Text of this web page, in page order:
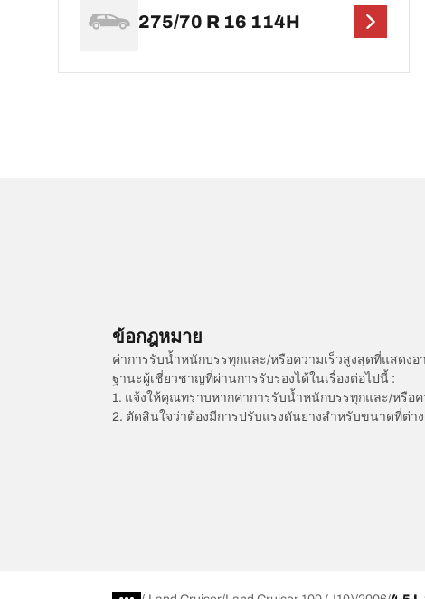
275/70 R 16 114H
ข้อกฎหมาย
ค่าการรับน้ำหนักบรรทุกและ/หรือความเร็วสูงสุดที่แสดง
ฐานะผู้เชี่ยวชาญที่ผ่านการรับรองได้ในเรื่องต่อไปนี้ :
1. แจ้งให้คุณทราบหากค่าการรับน้ำหนักบรรทุกและ/หรือ
2. ตัดสินใจว่าต้องมีการปรับแรงดันยางสำหรับขนาดที่ต่าง